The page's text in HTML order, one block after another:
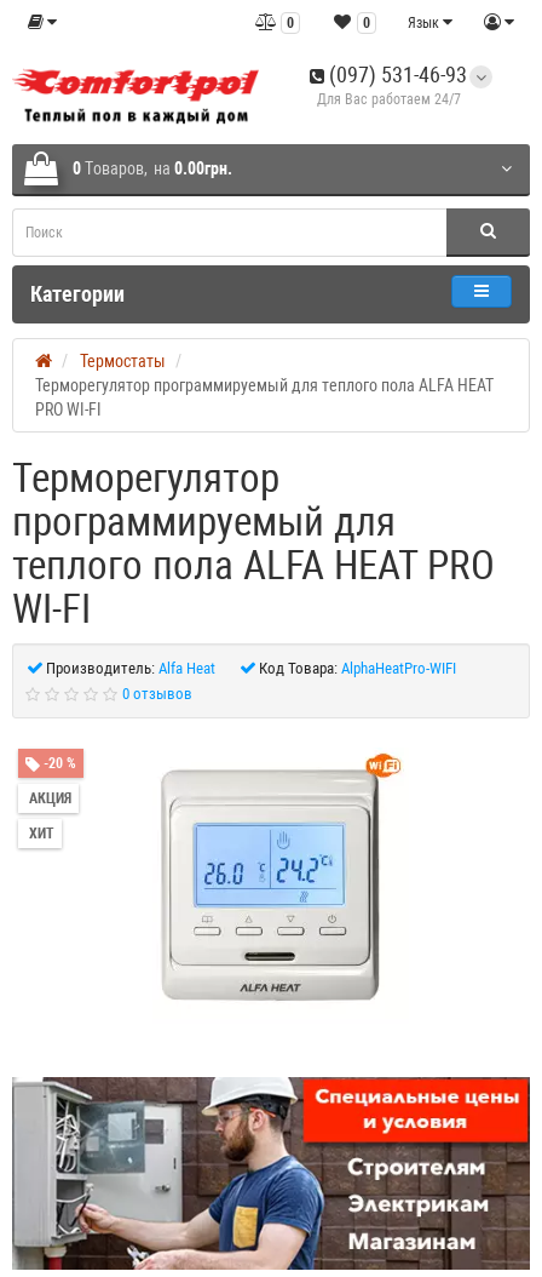
Язык
0
0
(097) 531-46-93
Для Вас работаем 24/7
0Tоваров, на 0.00грн.
Категории
Термостаты
Терморегулятор программируемый для теплого пола ALFA HEAT
PRO WI-FI
Терморегулятор
программируемый для
теплого пола ALFA HEAT PRO
WI-FI
Производитель: Alfa Heat Код Товара: AlphaHeatPro-WIFI
0 отзывов
-20 %
АКЦИЯ
ХИТ